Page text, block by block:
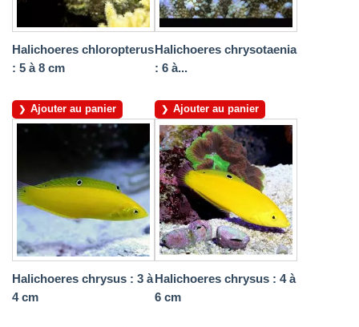
Halichoeres chloropterus
: 5 à 8 cm
Ajouter au panier
Halichoeres chrysotaenia
: 6 à...
Ajouter au panier
Halichoeres chrysus : 3 à
4 cm
Halichoeres chrysus : 4 à
6 cm